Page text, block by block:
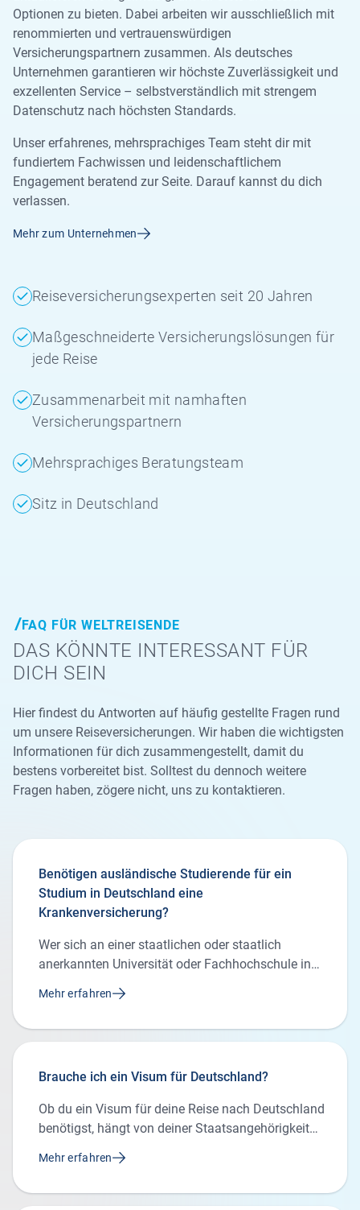
Optionen zu bieten. Dabei arbeiten wir ausschließlich mit
renommierten und vertrauenswürdigen
Versicherungspartnern zusammen. Als deutsches
Unternehmen garantieren wir höchste Zuverlässigkeit und
exzellenten Service – selbstverständlich mit strengem
Datenschutz nach höchsten Standards.
Unser erfahrenes, mehrsprachiges Team steht dir mit
fundiertem Fachwissen und leidenschaftlichem
Engagement beratend zur Seite. Darauf kannst du dich
verlassen.
Mehr zum Unternehmen
Reiseversicherungsexperten seit 20 Jahren
Maßgeschneiderte Versicherungslösungen für
jede Reise
Zusammenarbeit mit namhaften
Versicherungspartnern
Mehrsprachiges Beratungsteam
Sitz in Deutschland
FAQ FÜR WELTREISENDE
DAS KÖNNTE INTERESSANT FÜR
DICH SEIN
Hier findest du Antworten auf häufig gestellte Fragen rund
um unsere Reiseversicherungen. Wir haben die wichtigsten
Informationen für dich zusammengestellt, damit du
bestens vorbereitet bist. Solltest du dennoch weitere
Fragen haben, zögere nicht, uns zu kontaktieren.
Benötigen ausländische Studierende für ein
Studium in Deutschland eine
Krankenversicherung?
Wer sich an einer staatlichen oder staatlich
anerkannten Universität oder Fachhochschule in
Krankenversicherung nachweisen. Denn in
Lösung für dich passt, hängt vor allem von deinem
deinem Studienstatus ab.Wenn du in der EU, im
Sozialversicherungsabkommen gesetzlich
versichert bist, wird dieser Schutz häufig
anerkannt. Melde dich bei einer deutschen
und meldet ihn an die Hochschule. Eine private
Mehr erfahren
Brauche ich ein Visum für Deutschland?
Ob du ein Visum für deine Reise nach Deutschland
benötigst, hängt von deiner Staatsangehörigkeit
Pass aus einem EU-Mitgliedstaat bzw. Island,
benötigst du generell kein Visum.Staatsangehörige
Mehr erfahren